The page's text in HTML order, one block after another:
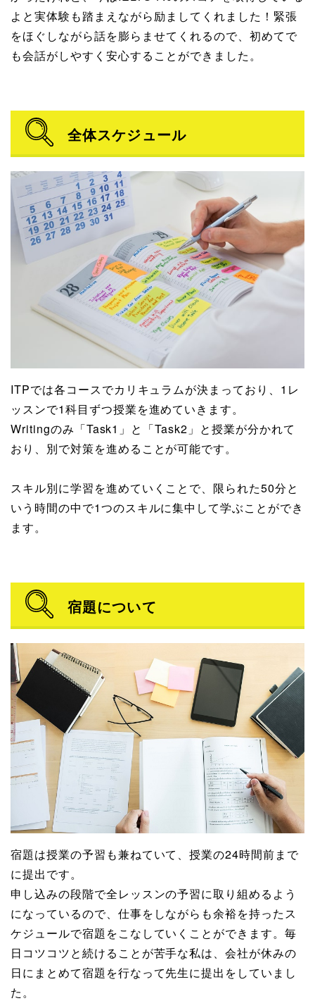
よと実体験も踏まえながら励ましてくれました！緊張
をほぐしながら話を膨らませてくれるので、初めてで
も会話がしやすく安心することができました。
全体スケジュール
ITPでは各コースでカリキュラムが決まっており、1レ
ッスンで1科目ずつ授業を進めていきます。
Writingのみ「Task1」と「Task2」と授業が分かれて
おり、別で対策を進めることが可能です。
スキル別に学習を進めていくことで、限られた50分と
いう時間の中で1つのスキルに集中して学ぶことができ
ます。
宿題について
宿題は授業の予習も兼ねていて、授業の24時間前まで
に提出です。
申し込みの段階で全レッスンの予習に取り組めるよう
になっているので、仕事をしながらも余裕を持ったス
ケジュールで宿題をこなしていくことができます。毎
日コツコツと続けることが苦手な私は、会社が休みの
日にまとめて宿題を行なって先生に提出をしていまし
た。